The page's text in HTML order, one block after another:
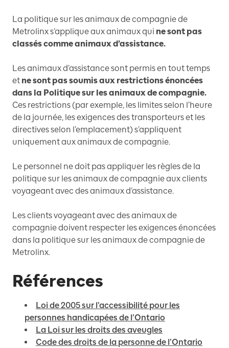
La politique sur les animaux de compagnie de
Metrolinx s’applique aux animaux qui ne sont pas
classés comme animaux d’assistance.
Les animaux d’assistance sont permis en tout temps
et ne sont pas soumis aux restrictions énoncées
dans la Politique sur les animaux de compagnie.
Ces restrictions (par exemple, les limites selon l’heure
de la journée, les exigences des transporteurs et les
directives selon l’emplacement) s’appliquent
uniquement aux animaux de compagnie.
Le personnel ne doit pas appliquer les règles de la
politique sur les animaux de compagnie aux clients
voyageant avec des animaux d’assistance.
Les clients voyageant avec des animaux de
compagnie doivent respecter les exigences énoncées
dans la politique sur les animaux de compagnie de
Metrolinx.
Références
Loi de 2005 sur l’accessibilité pour les
personnes handicapées de l’Ontario
La Loi sur les droits des aveugles
Code des droits de la personne de l’Ontario